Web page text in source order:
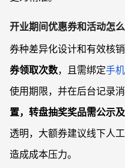
开业期间优惠券和活动怎
券种差异化设计和有效核销
券领取次数，且需绑定手机
使用期限，并在后台记录消
置，转盘抽奖奖品需公示
透明，大额券建议线下人
造成成本压力。